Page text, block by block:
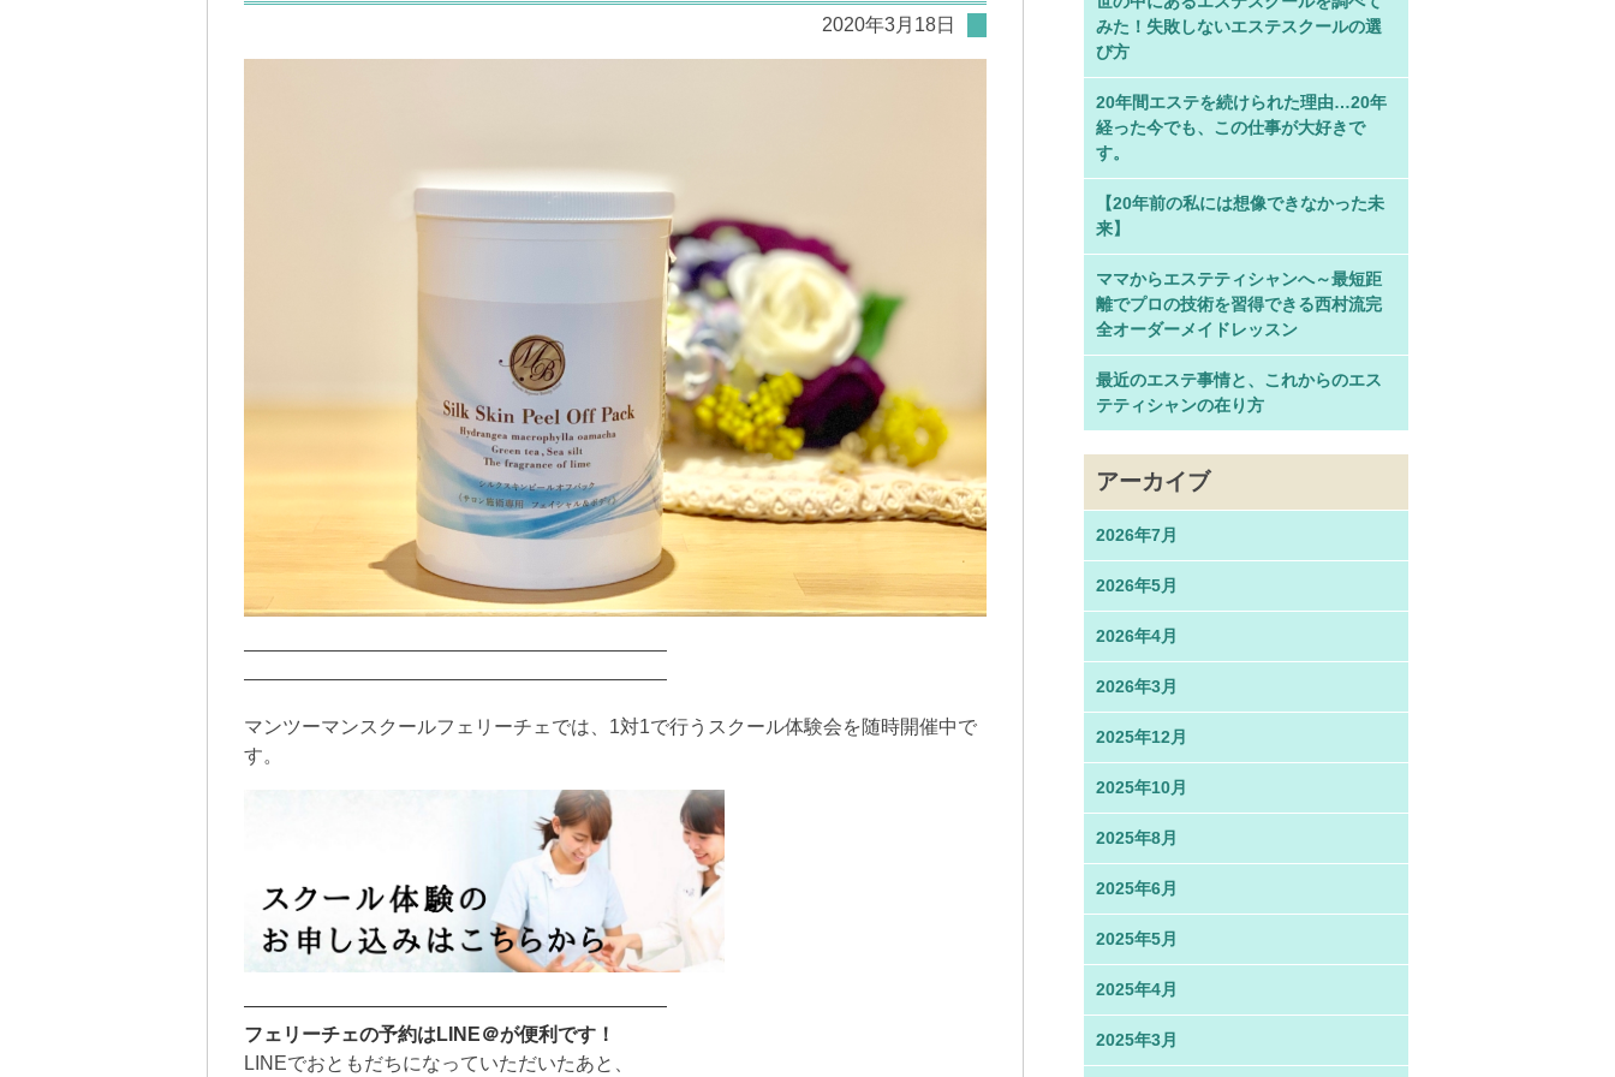
2020年3月18日
——————————————————————
——————————————————————
マンツーマンスクールフェリーチェでは、1対1で行うスクール体験会を随時開催中で
す。
——————————————————————
フェリーチェの予約はLINE＠が便利です！
LINEでおともだちになっていただいたあと、
みた！失敗しないエステスクールの選
び方
20年間エステを続けられた理由…20年
経った今でも、この仕事が大好きで
す。
【20年前の私には想像できなかった未
来】
ママからエステティシャンへ～最短距
離でプロの技術を習得できる西村流完
全オーダーメイドレッスン
最近のエステ事情と、これからのエス
テティシャンの在り方
アーカイブ
2026年7月
2026年5月
2026年4月
2026年3月
2025年12月
2025年10月
2025年8月
2025年6月
2025年5月
2025年4月
2025年3月